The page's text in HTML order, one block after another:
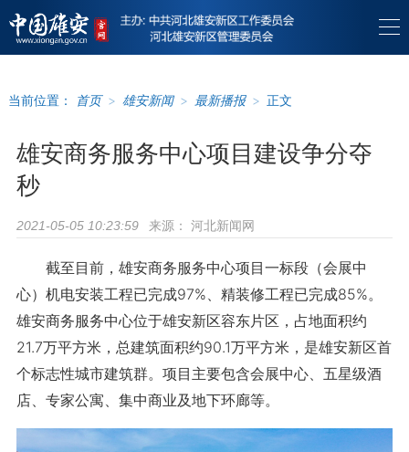
当前位置： 首页 > 雄安新闻 > 最新播报 > 正文
雄安商务服务中心项目建设争分夺
秒
2021-05-05 10:23:59 来源： 河北新闻网
截至目前，雄安商务服务中心项目一标段（会展中
心）机电安装工程已完成97%、精装修工程已完成85%。
雄安商务服务中心位于雄安新区容东片区，占地面积约
21.7万平方米，总建筑面积约90.1万平方米，是雄安新区首
个标志性城市建筑群。项目主要包含会展中心、五星级酒
店、专家公寓、集中商业及地下环廊等。